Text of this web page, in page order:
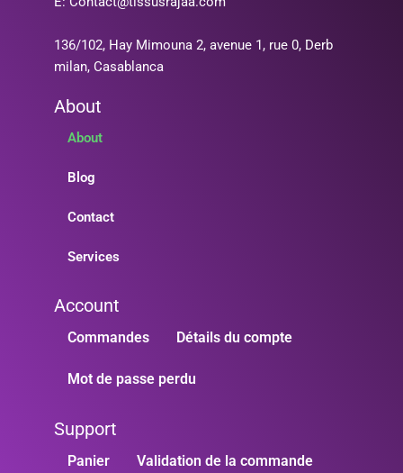
136/102, Hay Mimouna 2, avenue 1, rue 0, Derb
milan, Casablanca
About
About
Blog
Contact
Services
Account
Commandes Détails du compte
Mot de passe perdu
Support
Panier Validation de la commande